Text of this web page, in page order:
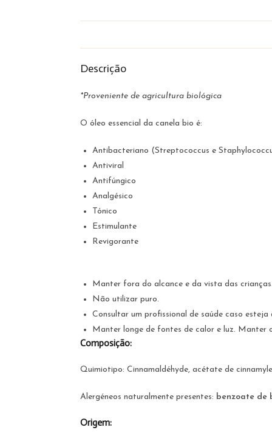
Descrição
*Proveniente de agricultura biológica
O óleo essencial da canela bio é:
Antibacteriano (Streptococcus e
Antiviral
Antifúngico
Analgésico
Tónico
Estimulante
Revigorante
Manter fora do alcance e da vista das crianças.
Não utilizar puro.
Consultar um profissional de saúde caso
Manter longe de fontes de calor e luz. Manter
Composição:
Quimiotipo: Cinnamaldéhyde, acétate de
Alergéneos naturalmente presentes: benzoate de
Origem: